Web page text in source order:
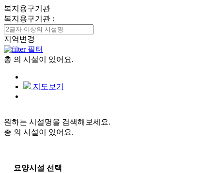
복지용구기관
복지용구기관 :
지역변경
필터
총 의 시설이 있어요.
지도보기
원하는 시설명을 검색해보세요.
총 의 시설이 있어요.
요양시설 선택